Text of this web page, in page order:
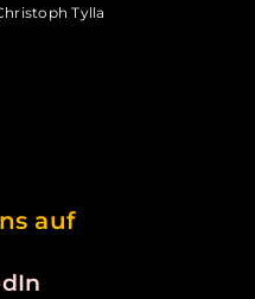
Tylla
auf